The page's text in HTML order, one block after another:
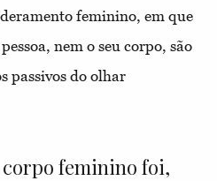
feminino, em que
nem o seu corpo, são
passivos do olhar
feminino foi,